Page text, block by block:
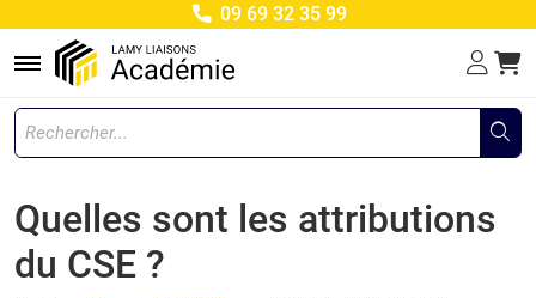
09 69 32 35 99
Menu
Quelles sont les attributions
du CSE ?